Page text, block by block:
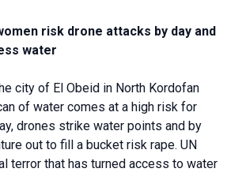
risk drone attacks by day and
water
city of El Obeid in North Kordofan
of water comes at a high risk for
drones strike water points and by
out to fill a bucket risk rape. UN
terror that has turned access to water